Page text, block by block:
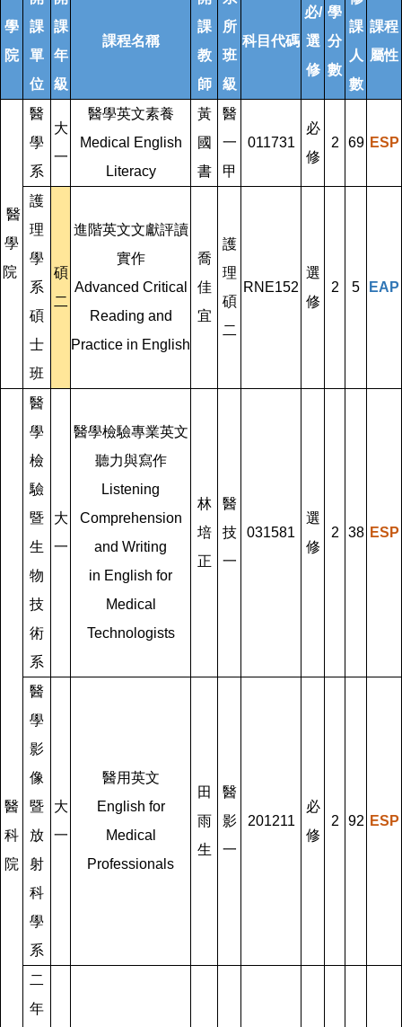
學
院
課
單
位
課
年
級
課程名稱
課
教
師
所
班
級
科目代碼
必/
選
修
學
分
數
課
人
數
課程
屬性
醫
學
院
醫
學
系
大
一
醫學英文素養
Medical English
Literacy
黃
國
書
醫
一
甲
011731
必
修
2 69 ESP
護
理
學
系
碩
士
班
碩
二
進階英文文獻評讀
實作
Advanced Critical
Reading and
Practice in English
喬
佳
宜
護
理
碩
二
RNE152
選
修
2 5 EAP
醫
科
院
醫
學
檢
驗
暨
生
物
技
術
系
大
一
醫學檢驗專業英文
聽力與寫作
Listening
Comprehension
and Writing
in English for
Medical
Technologists
林
培
正
醫
技
一
031581
選
修
2 38 ESP
醫
學
影
像
暨
放
射
科
學
系
大
一
醫用英文
English for
Medical
Professionals
田
雨
生
醫
影
一
201211
必
修
2 92 ESP
二
年